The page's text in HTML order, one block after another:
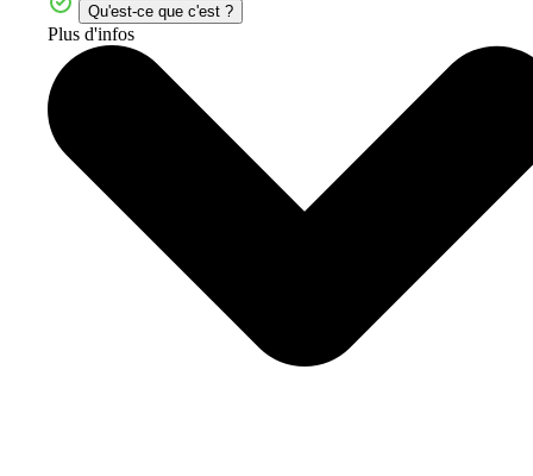
Qu'est-ce que c'est ?
Plus d'infos